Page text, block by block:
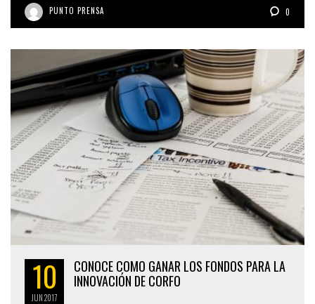
PUNTO PRENSA 0
10
JUN2017
CONOCE COMO GANAR LOS FONDOS PARA LA
INNOVACIÓN DE CORFO